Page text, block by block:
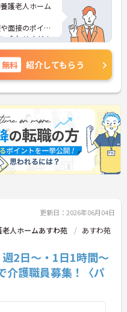
護老人ホーム
面接のポイン
合わせくださ
無料 紹介してもらう
更新日：2026年06月04日
人ホームあすわ苑
あすわ苑
週2日～・1日1時間～
介護職員募集！〈パ